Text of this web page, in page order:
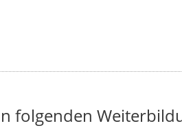
folgenden